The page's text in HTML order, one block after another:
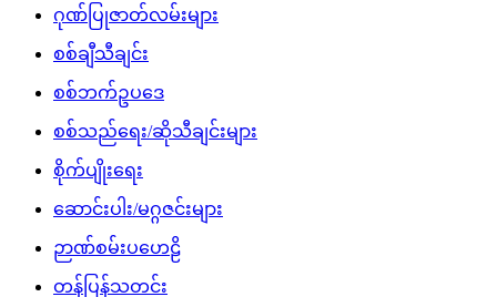
ဂုဏ်ပြုဇာတ်လမ်းများ
စစ်ချီသီချင်း
စစ်ဘက်ဥပဒေ
စစ်သည်ရေး/ဆိုသီချင်းများ
စိုက်ပျိုးရေး
ဆောင်းပါး/မဂ္ဂဇင်းများ
ဉာဏ်စမ်းပဟေဠိ
တန်ပြန်သတင်း